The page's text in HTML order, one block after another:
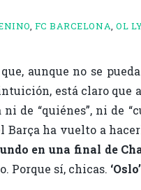
FC BARCELONA ,OL
aunque no se
está claro que
de “quiénes”, ni de
Barça ha vuelto a
en una final de
Porque sí, chicas.